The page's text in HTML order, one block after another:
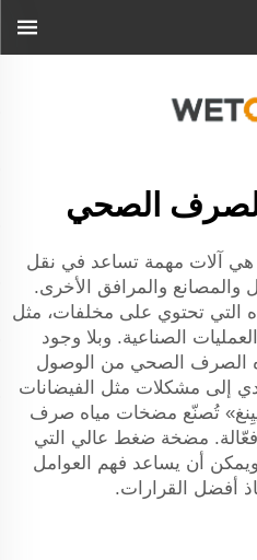
الصحي
آلات مهمة تساعد في نقل
والمصانع والمرافق الأخرى.
التي تحتوي على مخلفات، مثل
الصناعية. وبلا وجود
الصرف الصحي من الوصول
إلى مشكلات مثل الفيضانات
تُصنّع مضخات مياه صرف
مضخة ضغط عالي
التي
أن يساعد فهم العوامل
أفضل القرارات.